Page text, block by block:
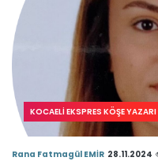
KOCAELI EKSPRES KÖŞE YAZARI
Rana Fatmagül EMİR 28.11.2024